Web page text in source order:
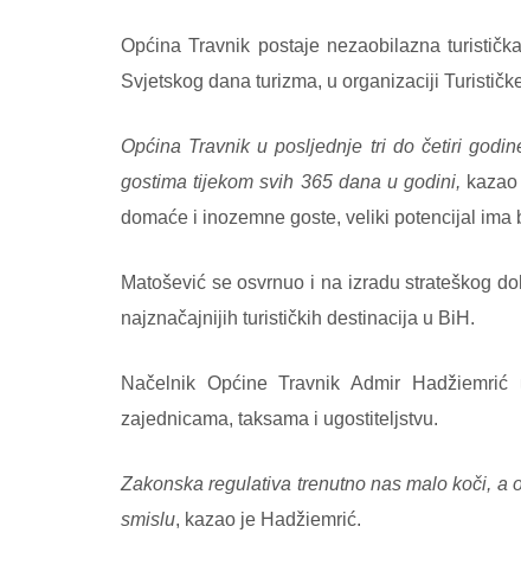
Općina Travnik postaje nezaobilazna
Svjetskog dana turizma, u organizaciji
Općina Travnik u posljednje tri do četiri
gostima tijekom svih 365 dana u godini,
domaće i inozemne goste, veliki potencijal
Matošević se osvrnuo i na izradu strateškog
najznačajnijih turističkih destinacija u BiH.
Načelnik Općine Travnik Admir
zajednicama, taksama i ugostiteljstvu.
Zakonska regulativa trenutno nas malo koči, a
smislu, kazao je Hadžiemrić.